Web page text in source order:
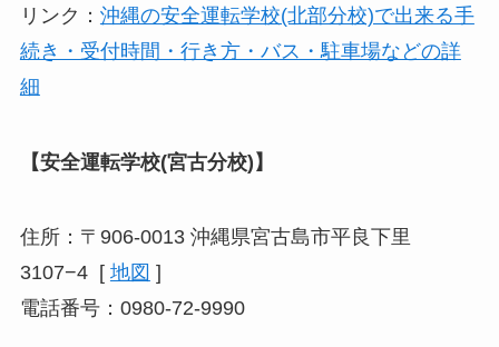
リンク： 沖縄の安全運転学校(北部分校)で出来る手
続き・受付時間・行き方・バス・駐車場などの詳
細
【安全運転学校(宮古分校)】
住所：〒906-0013 沖縄県宮古島市平良下里
3107−4 [ 地図 ]
電話番号：0980-72-9990